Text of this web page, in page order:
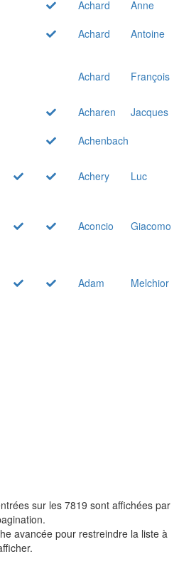
Achard
Anne
Achard
Antoine
Achard
François
Acharen
Jacques
Achenbach
Achery
Luc
Aconcio Giacomo
Adam Melchior
sur les 7819 sont affichées par
avancée pour restreindre la liste à